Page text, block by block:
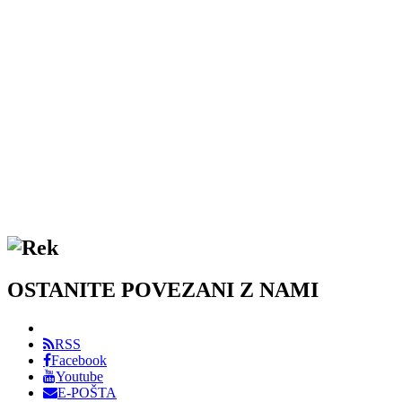
OSTANITE POVEZANI Z NAMI
RSS
Facebook
Youtube
E-POŠTA